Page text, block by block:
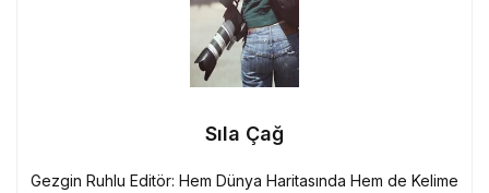
Sıla Çağ
Gezgin Ruhlu Editör: Hem Dünya Haritasında Hem de Kelime